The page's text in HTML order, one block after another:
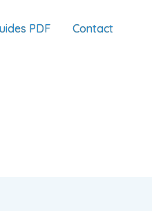
PDF Contact